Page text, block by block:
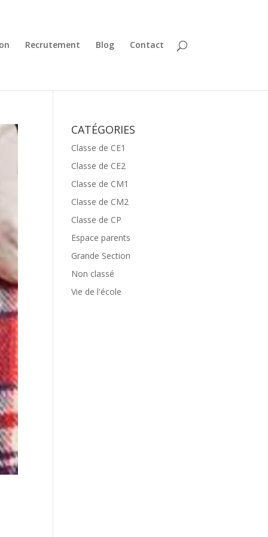
Recrutement Blog Contact
CATÉGORIES
Classe de CE1
Classe de CE2
Classe de CM1
Classe de CM2
Classe de CP
Espace parents
Grande Section
Non classé
Vie de l'école